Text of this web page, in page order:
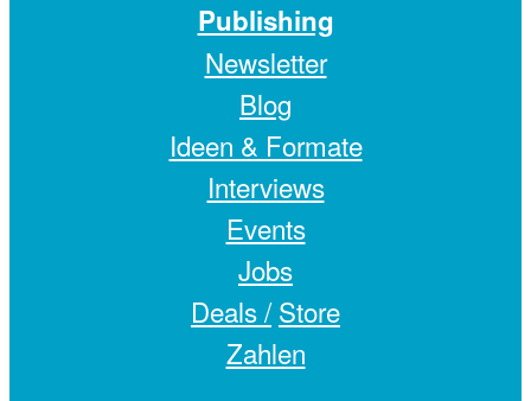
Publishing
Newsletter
Blog
Ideen & Formate
Interviews
Events
Jobs
Deals / Store
Zahlen